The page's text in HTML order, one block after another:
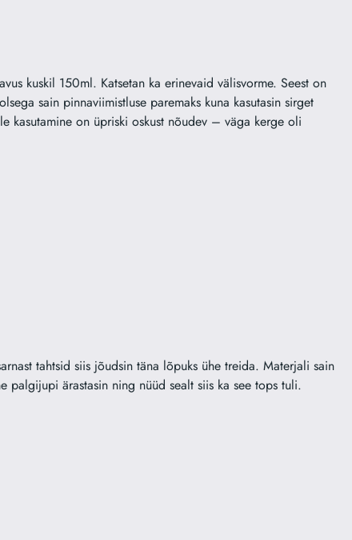
kuskil 150ml. Katsetan ka erinevaid välisvorme. Seest on
sain pinnaviimistluse paremaks kuna kasutasin sirget
kasutamine on üpriski oskust nõudev – väga kerge oli
tahtsid siis jõudsin täna lõpuks ühe treida. Materjali sain
palgijupi ärastasin ning nüüd sealt siis ka see tops tuli.